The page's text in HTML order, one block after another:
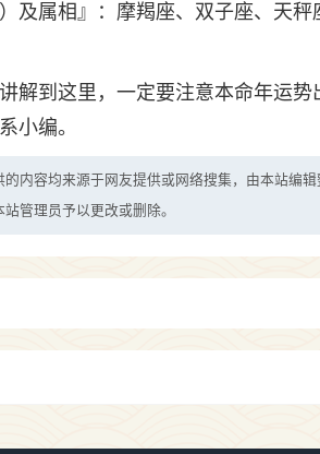
及属相』：摩羯座、双子座、天
解到这里，一定要注意本命年运
小编。
内容均来源于网友提供或网络搜集，由本站编
管理员予以更改或删除。